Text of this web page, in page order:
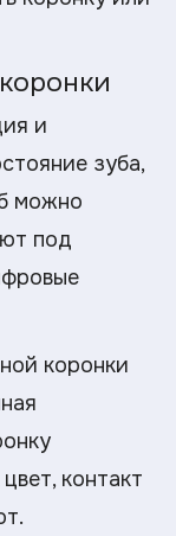
и
зуба,
можно
под
коронки
контакт